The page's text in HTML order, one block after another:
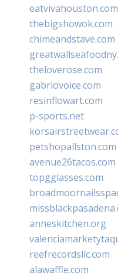
eatvivahouston.com
thebigshowok.com
chimeandstave.com
theloverose.com
gabriovoice.com
resinflowart.com
p-sports.net
petshopallston.com
avenue26tacos.com
topgglasses.com
anneskitchen.org
reefrecordsllc.com
alawaffle.com